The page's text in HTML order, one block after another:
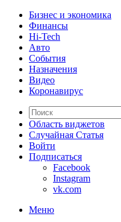
Бизнес и экономика
Финансы
Hi-Tech
Авто
События
Назначения
Видео
Коронавирус
Область виджетов
Случайная Статья
Войти
Подписаться
Facebook
Instagram
vk.com
Меню